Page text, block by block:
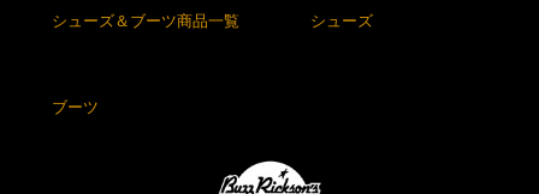
シューズ＆ブーツ商品一覧 シューズ
ブーツ